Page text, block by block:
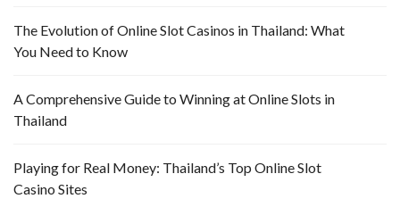
The Evolution of Online Slot Casinos in Thailand: What
You Need to Know
A Comprehensive Guide to Winning at Online Slots in
Thailand
Playing for Real Money: Thailand’s Top Online Slot
Casino Sites